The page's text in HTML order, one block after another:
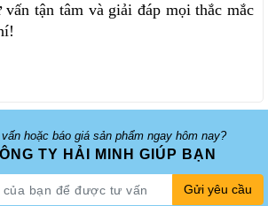
tận tâm và giải đáp mọi thắc mắc
hoặc báo giá sản phẩm ngay hôm nay?
TY HẢI MINH GIÚP BẠN
Gửi yêu cầu